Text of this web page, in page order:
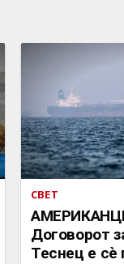
СВЕТ
Договорот
Теснец е сè